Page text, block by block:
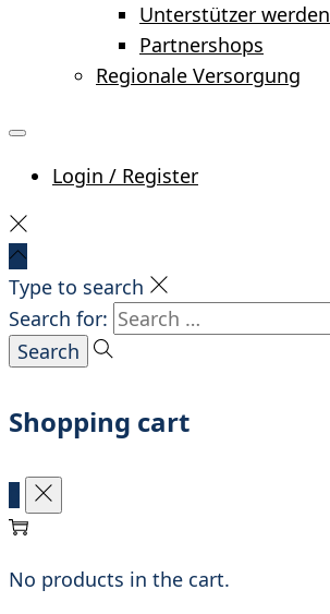
Unterstützer werden
Partnershops
Regionale Versorgung
Login / Register
Type to search
Search for:
Shopping cart
No products in the cart.